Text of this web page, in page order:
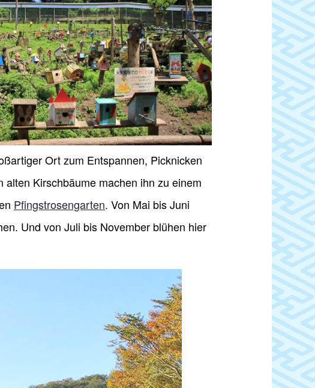
Ort zum Entspannen, Picknicken
Kirschbäume machen ihn zu einem
Pfingstrosengarten. Von Mai bis Juni
Und von Juli bis November blühen hier